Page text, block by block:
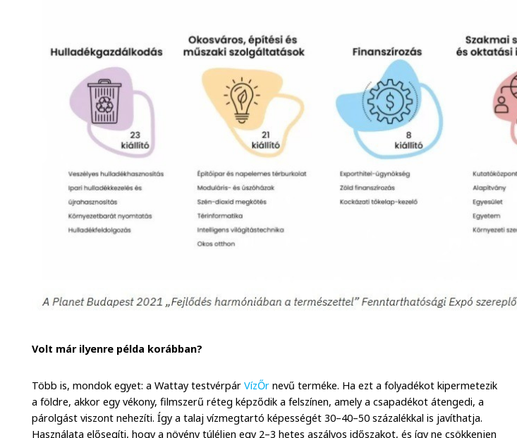
Volt már ilyenre példa korábban?
Több is, mondok egyet: a Wattay testvérpárVízŐr nevű terméke. Ha ezt a folyadékot kipermetezik
a földre, akkor egy vékony, filmszerű réteg képződik a felszínen, amely a csapadékot átengedi, a
párolgást viszont nehezíti. Így a talaj vízmegtartó képességét 30–40–50 százalékkal is javíthatja.
Használata elősegíti, hogy a növény túléljen egy 2–3 hetes aszályos időszakot, és így ne csökkenjen